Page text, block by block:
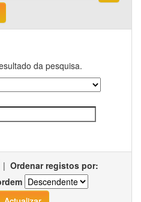
da pesquisa.
| Ordenar registos por: